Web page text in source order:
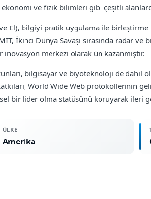
ve fizik bilimleri gibi çeşitli
El), bilgiyi pratik uygulama ile birleştirme
MIT, İkinci Dünya Savaşı sırasında
merkezi olarak ün kazanmıştır.
bilgisayar ve biyoteknoloji de dahil
World Wide Web protokollerinin
bir lider olma statüsünü koruyarak ileri
ÜLKE
Amerika